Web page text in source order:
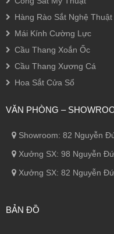
Hàng Rào Sắt Nghệ Thuật
Mái Kính Cường Lực
Cầu Thang Xoắn Ốc
Cầu Thang Xương Cá
Hoa Sắt Cửa Sổ
VĂN PHÒNG –
Showroom: 82 Nguyễn
Xưởng SX: 98 Nguyễn
Xưởng SX: 82 Nguyễn
BẢN ĐỒ